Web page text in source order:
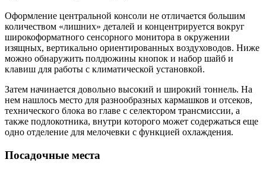
Оформление центральной консоли не отличается большим
количеством «лишних» деталей и концентрируется вокруг
широкоформатного сенсорного монитора в окружении
изящных, вертикально ориентированных воздуховодов. Ниже
можно обнаружить полдюжины кнопок и набор шайб и
клавиш для работы с климатической установкой.
Затем начинается довольно высокий и широкий тоннель. На
нем нашлось место для разнообразных кармашков и отсеков,
технического блока во главе с селектором трансмиссии, а
также подлокотника, внутри которого может содержаться еще
одно отделение для мелочевки с функцией охлаждения.
Посадочные места